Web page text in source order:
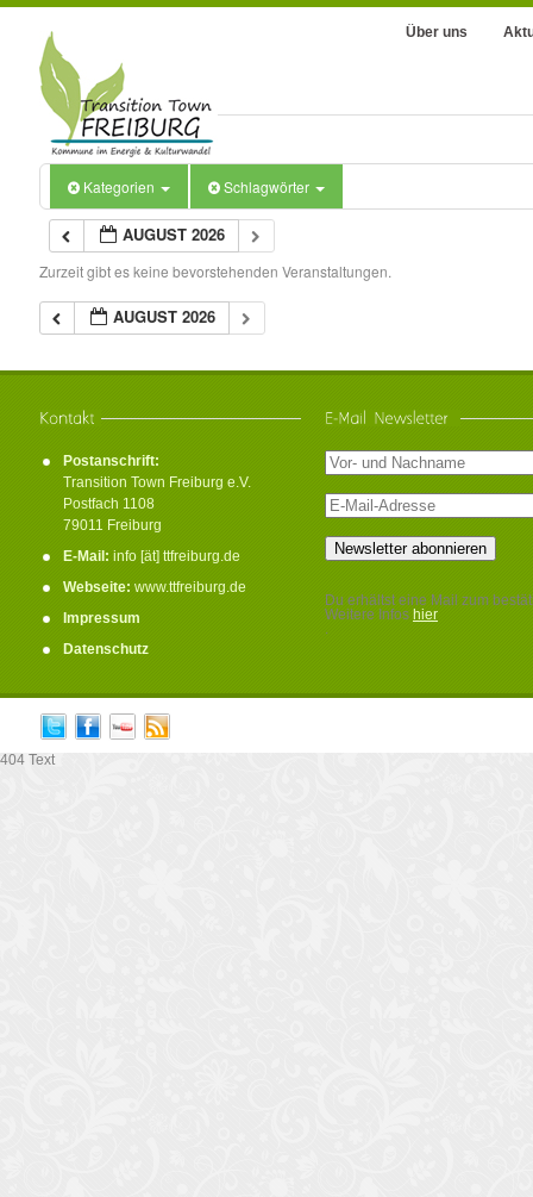
Über uns
Kategorien Schlagwörter
AUGUST 2026
Zurzeit gibt es keine bevorstehenden Veranstaltungen.
AUGUST 2026
Postanschrift:
Transition Town Freiburg e.V.
Postfach 1108
79011 Freiburg
E-Mail: info [ät] ttfreiburg.de
Webseite: www.ttfreiburg.de
Impressum
Datenschutz
Du erhältst eine Mail zum
Weitere Infos hier
.
404 Text